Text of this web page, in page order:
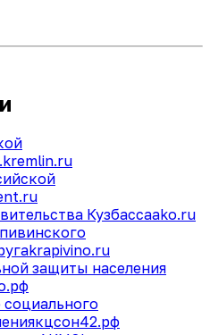
Кузбассаako.ru
krapivino.ru
защиты населения
кцсон42.рф